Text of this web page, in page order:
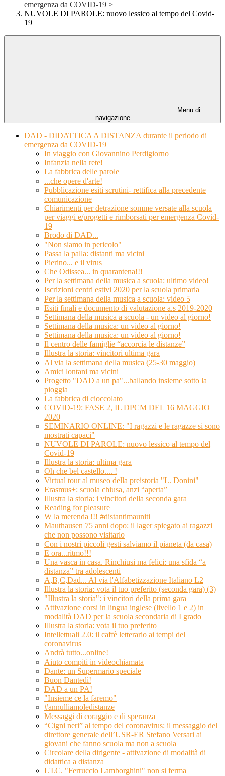
emergenza da COVID-19 >
NUVOLE DI PAROLE: nuovo lessico al tempo del Covid-
19
Menu di
navigazione
DAD - DIDATTICA A DISTANZA durante il periodo di
emergenza da COVID-19
In viaggio con Giovannino Perdigiorno
Infanzia nella rete!
La fabbrica delle parole
...che opere d'arte!
Pubblicazione esiti scrutini- rettifica alla precedente
comunicazione
Chiarimenti per detrazione somme versate alla scuola
per viaggi e/progetti e rimborsati per emergenza Covid-
19
Brodo di DAD...
"Non siamo in pericolo"
Passa la palla: distanti ma vicini
Pierino... e il virus
Che Odissea... in quarantena!!!
Per la settimana della musica a scuola: ultimo video!
Iscrizioni centri estivi 2020 per la scuola primaria
Per la settimana della musica a scuola: video 5
Esiti finali e documento di valutazione a.s 2019-2020
Settimana della musica a scuola - un video al giorno!
Settimana della musica: un video al giorno!
Settimana della musica: un video al giorno!
Il centro delle famiglie “accorcia le distanze”
Illustra la storia: vincitori ultima gara
Al via la settimana della musica (25-30 maggio)
Amici lontani ma vicini
Progetto "DAD a un pa"...ballando insieme sotto la
pioggia
La fabbrica di cioccolato
COVID-19: FASE 2, IL DPCM DEL 16 MAGGIO
2020
SEMINARIO ONLINE: "I ragazzi e le ragazze si sono
mostrati capaci"
NUVOLE DI PAROLE: nuovo lessico al tempo del
Covid-19
Illustra la storia: ultima gara
Oh che bel castello.... !
Virtual tour al museo della preistoria "L. Donini"
Erasmus+: scuola chiusa, anzi “aperta”
Illustra la storia: i vincitori della seconda gara
Reading for pleasure
W la merenda !!! #distantimauniti
Mauthausen 75 anni dopo: il lager spiegato ai ragazzi
che non possono visitarlo
Con i nostri piccoli gesti salviamo il pianeta (da casa)
E ora...ritmo!!!
Una vasca in casa. Rinchiusi ma felici: una sfida “a
distanza” tra adolescenti
A,B,C,Dad... Al via l'Alfabetizzazione Italiano L2
Illustra la storia: vota il tuo preferito (seconda gara) (3)
"Illustra la storia": i vincitori della prima gara
Attivazione corsi in lingua inglese (livello 1 e 2) in
modalità DAD per la scuola secondaria di I grado
Illustra la storia: vota il tuo preferito
Intellettuali 2.0: il caffè letterario ai tempi del
coronavirus
Andrà tutto...online!
Aiuto compiti in videochiamata
Dante: un Supermario speciale
Buon Dantedì!
DAD a un PA!
"Insieme ce la faremo"
#annulliamoledistanze
Messaggi di coraggio e di speranza
“Cigni neri” al tempo del coronavirus: il messaggio del
direttore generale dell’USR-ER Stefano Versari ai
giovani che fanno scuola ma non a scuola
Circolare della dirigente - attivazione di modalità di
didattica a distanza
L'I.C. "Ferruccio Lamborghini" non si ferma